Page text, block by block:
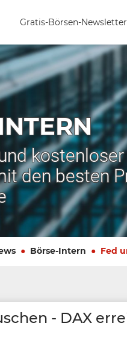
Gratis-Börsen-Newsletter
den besten
Börse-Intern Fed
- DAX